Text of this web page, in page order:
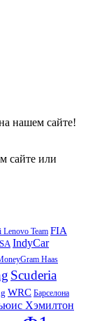
нашем сайте!
сайте или
Lenovo Team FIA
IndyCar
Haas
Scuderia
WRC Барселона
Хэмилтон